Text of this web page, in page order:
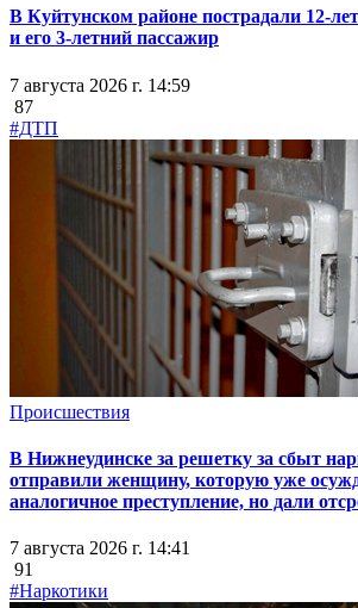
В Куйтунском районе пострадали 12-
и его 3-летний пассажир
7 августа 2026 г. 14:59
87
#ДТП
Происшествия
В Нижнеудинске за решетку за сбыт
отправили женщину, которую уже
аналогичное преступление, но дали
7 августа 2026 г. 14:41
91
#Наркотики